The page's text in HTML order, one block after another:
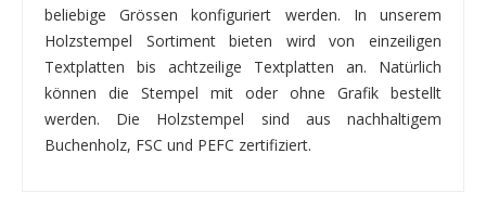
beliebige Grössen konfiguriert werden. In unserem
Holzstempel Sortiment bieten wird von einzeiligen
Textplatten bis achtzeilige Textplatten an. Natürlich
können die Stempel mit oder ohne Grafik bestellt
werden. Die Holzstempel sind aus nachhaltigem
Buchenholz, FSC und PEFC zertifiziert.